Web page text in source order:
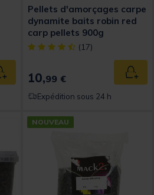
Rating
au panier
Pellets d'amorçages carpe
dynamite baits robin red
carp pellets 900g
[object Object] out of 5
(17)
10,99 €
Expédition sous 24 h
NOUVEAU